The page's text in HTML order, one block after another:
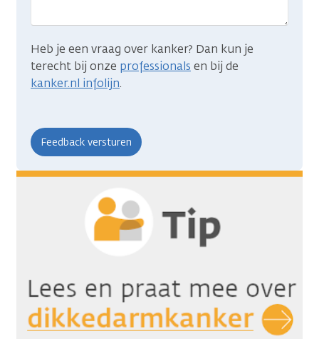
Heb je een vraag over kanker? Dan kun je
terecht bij onze professionals en bij de
kanker.nl infolijn.